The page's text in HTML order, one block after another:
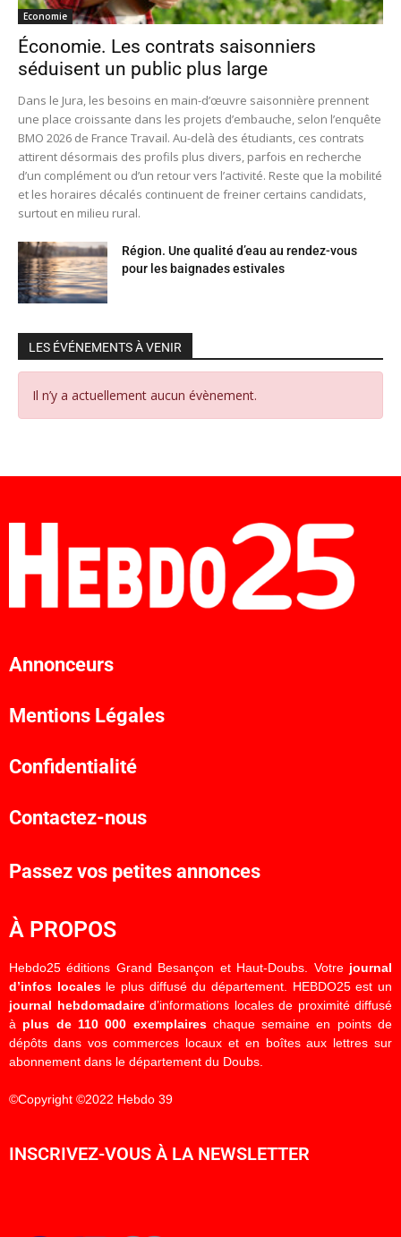
Economie
Économie. Les contrats saisonniers
séduisent un public plus large
Dans le Jura, les besoins en main-d’œuvre saisonnière prennent
une place croissante dans les projets d’embauche, selon l’enquête
BMO 2026 de France Travail. Au-delà des étudiants, ces contrats
attirent désormais des profils plus divers, parfois en recherche
d’un complément ou d’un retour vers l’activité. Reste que la mobilité
et les horaires décalés continuent de freiner certains candidats,
surtout en milieu rural.
Région. Une qualité d’eau au rendez-vous
pour les baignades estivales
LES ÉVÉNEMENTS À VENIR
Il n’y a actuellement aucun évènement.
Annonceurs
Mentions Légales
Confidentialité
Contactez-nous
Passez vos petites annonces
À PROPOS
Hebdo25 éditions Grand Besançon et Haut-Doubs. Votre journal
d’infos localesle plus diffusé du département. HEBDO25 est un
journal hebdomadaired’informations locales de proximité diffusé
à plus de 110 000 exemplaireschaque semaine en points de
dépôts dans vos commerces locaux et en boîtes aux lettres sur
abonnement dans le département du Doubs.
©Copyright ©2022 Hebdo 39
INSCRIVEZ-VOUS À LA NEWSLETTER